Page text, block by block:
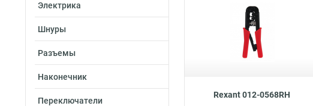
Электрика
Шнуры
Разъемы
Наконечник
Переключатели
Rexant 012-0568RH